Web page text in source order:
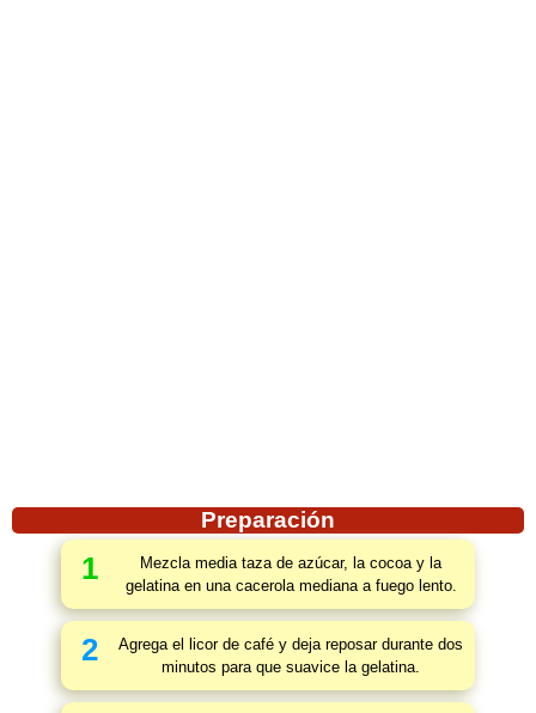
Preparación
1
Mezcla media taza de azúcar, la cocoa y la
gelatina en una cacerola mediana a fuego lento.
2
Agrega el licor de café y deja reposar durante dos
minutos para que suavice la gelatina.